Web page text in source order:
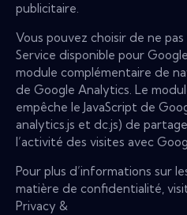
publicitaire.
Vous pouvez choisir de ne
Service disponible pour
module complémentaire de
de Google Analytics. Le
empêche le JavaScript de
analytics.js et dc.js) de
l’activité des visites avec
Pour plus d’informations sur
matière de confidentialité,
Privacy &